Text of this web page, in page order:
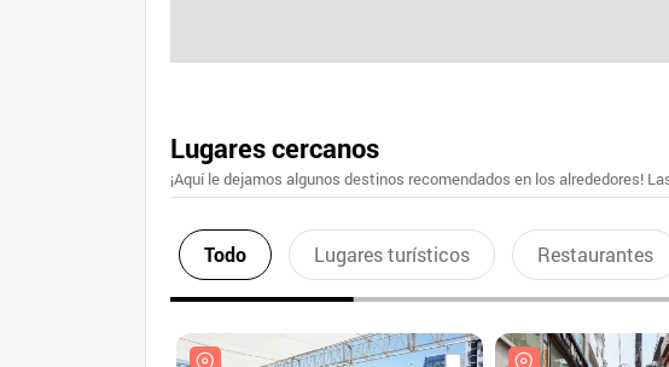
Lugares cercanos
¡Aquí le dejamos algunos destinos recomendados en los alrededores!
Todo Lugares turísticos Restaurantes